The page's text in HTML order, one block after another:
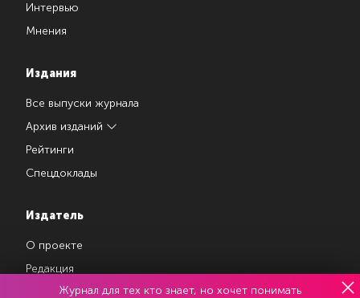
Интервью
Мнения
Издания
Все выпуски журнала
Архив изданий
Рейтинги
Спецдоклады
Издатель
О проекте
Редакция
АвторыЖурнал для тех кто знает, но хочет понимать